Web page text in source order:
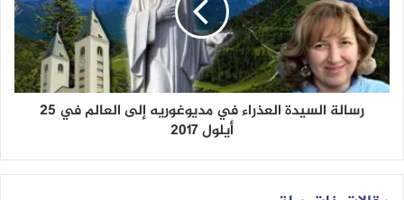
رسالة السيدة العذراء في مديوغوريه إلى العالم في 25
أيلول 2017